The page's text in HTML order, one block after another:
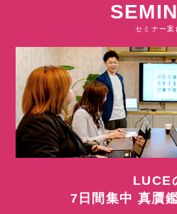
セミナー案
LUCE
7日間集中 真贋